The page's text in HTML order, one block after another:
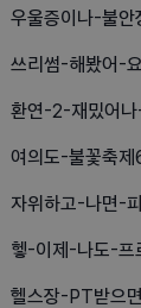
우울증이나-불
쓰리썸-해봤어-
환연-2-재밌어
여의도-불꽃축
자위하고-나면-
헿-이제-나도-
헬스장-PT받으